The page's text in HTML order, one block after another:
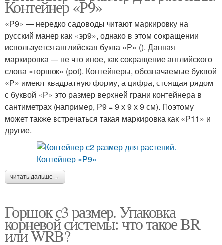
Контейнер «Р9»
«Р9» — нередко садоводы читают маркировку на
русский манер как «эр9», однако в этом сокращении
используется английская буква «P» (). Данная
маркировка — не что иное, как сокращение английского
слова «горшок» (pot). Контейнеры, обозначаемые буквой
«Р» имеют квадратную форму, а цифра, стоящая рядом
с буквой «Р» это размер верхней грани контейнера в
сантиметрах (например, Р9 = 9 х 9 х 9 см). Поэтому
может также встречаться такая маркировка как «Р11» и
другие.
читать дальше →
Горшок с3 размер. Упаковка
корневой системы: что такое BR
или WRB?